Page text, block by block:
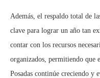
Además, el respaldo total de
clave para lograr un año tan
contar con los recursos
organizados, permitiendo que
Posadas continúe creciendo y